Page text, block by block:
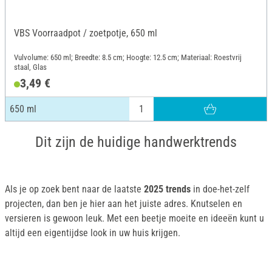
VBS Voorraadpot / zoetpotje, 650 ml
Vulvolume: 650 ml; Breedte: 8.5 cm; Hoogte: 12.5 cm; Materiaal: Roestvrij
staal, Glas
3,49 €
650 ml
Dit zijn de huidige handwerktrends
Als je op zoek bent naar de laatste 2025 trends in doe-het-zelf
projecten, dan ben je hier aan het juiste adres. Knutselen en
versieren is gewoon leuk. Met een beetje moeite en ideeën kunt u
altijd een eigentijdse look in uw huis krijgen.